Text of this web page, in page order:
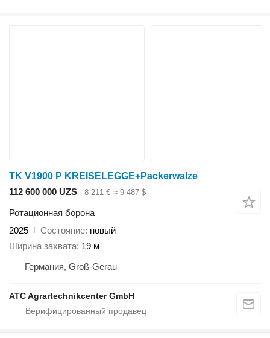
TK V1900 P KREISELEGGE+Packerwalze
112 600 000 UZS
8 211 € ≈ 9 487 $
Ротационная борона
2025
Состояние новый
Ширина захвата 19 м
Германия, Groß-Gerau
ATC Agrartechnikcenter GmbH